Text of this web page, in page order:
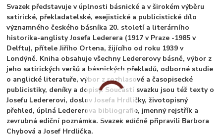
Svazek představuje v úplnosti básnické a v širokém výběru
satirické, překladatelské, esejistické a publicistické dílo
významného českého básníka 20. století a literárního
historika-anglisty Josefa Lederera (1917 v Praze -1985 v
Delftu), přítele Jiřího Ortena, žijícího od roku 1939 v
Londýně. Kniha obsahuje všechny Ledererovy básně, výbor z
jeho satirických veršů a básnických překladů, odborné studie
o anglické literatuře, výbor z rozhlasové a časopisecké
publicistiky, deníky a dopisy. Součástí svazku jsou též texty o
Josefu Ledererovi, doslov Josefa Hrdličky, životopisný
přehled, úplná Ledererova bibliografie, jmenný rejstřík a
zevrubná ediční poznámka. Svazek edičně připravili Barbora
Chybová a Josef Hrdlička.